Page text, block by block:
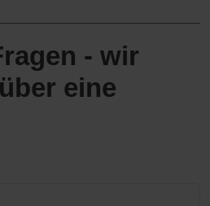
- wir
eine